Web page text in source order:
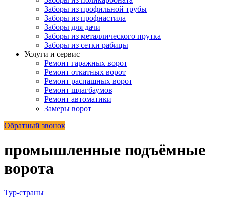
Заборы из профильной трубы
Заборы из профнастила
Заборы для дачи
Заборы из металлического прутка
Заборы из сетки рабицы
Услуги и сервис
Ремонт гаражных ворот
Ремонт откатных ворот
Ремонт распашных ворот
Ремонт шлагбаумов
Ремонт автоматики
Замеры ворот
Обратный звонок
промышленные подъёмные
ворота
Тур-страны